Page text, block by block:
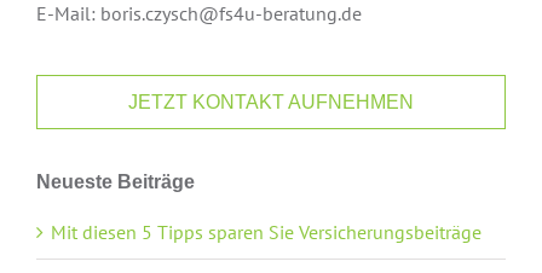
E-Mail: boris.czysch@fs4u-beratung.de
JETZT KONTAKT AUFNEHMEN
Neueste Beiträge
Mit diesen 5 Tipps sparen Sie Versicherungsbeiträge